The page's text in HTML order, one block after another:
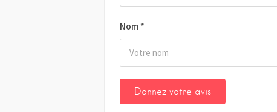
Nom *